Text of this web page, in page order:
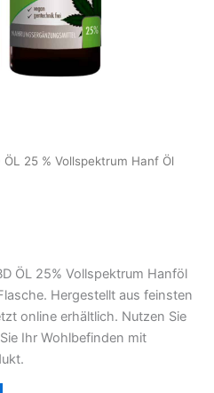
ÖL 25 % Vollspektrum Hanf Öl
ÖL 25% Vollspektrum Hanföl
Hergestellt aus feinsten
online erhältlich. Nutzen Sie
Ihr Wohlbefinden mit